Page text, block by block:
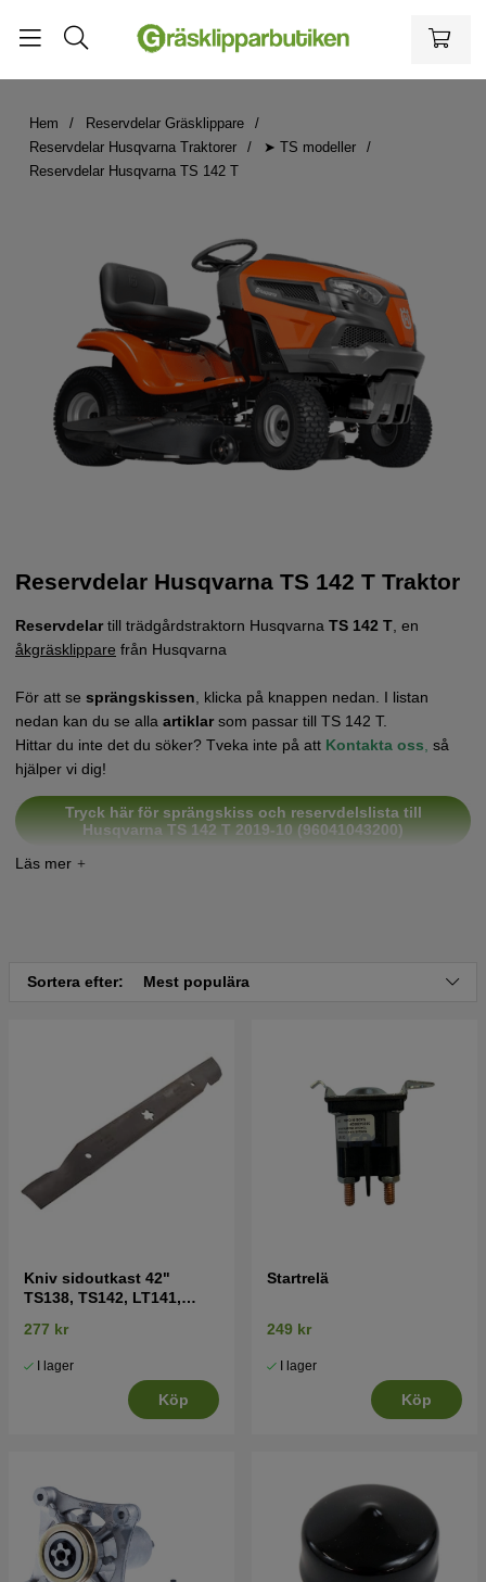
Hem
Reservdelar Gräsklippare
Reservdelar Husqvarna Traktorer
➤ TS modeller
Reservdelar Husqvarna TS 142 T
Reservdelar Husqvarna TS 142 T Traktor
Reservdelartill trädgårdstraktorn Husqvarna TS 142 T , en
åkgräsklippare från Husqvarna
För att se sprängskissen , klicka på knappen nedan. I listan
nedan kan du se alla artiklarsom passar till TS 142 T.
Hittar du inte det du söker? Tveka inte på att Kontakta oss så
hjälper vi dig!
Tryck här för sprängskiss och reservdelslista till
Husqvarna TS 142 T 2019-10 (96041043200)
Sortera efter: Mest populära
Kniv sidoutkast 42"
TS138, TS142, LT141,
277 kr
I lager
Köp
Startrelä
249 kr
I lager
Köp